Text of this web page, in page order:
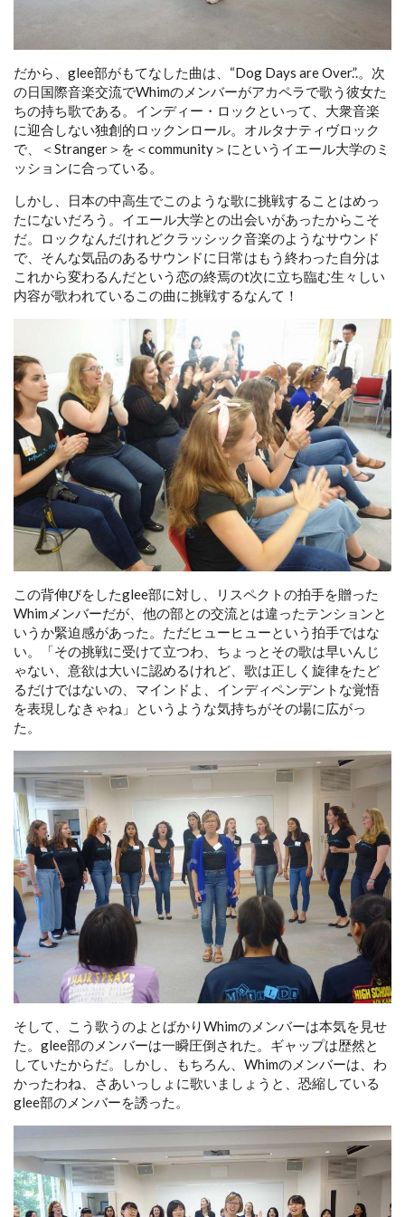
だから、glee部がもてなした曲は、“Dog Days are Over.”.。次
の日国際音楽交流でWhimのメンバーがアカペラで歌う彼女た
ちの持ち歌である。インディー・ロックといって、大衆音楽
に迎合しない独創的ロックンロール。オルタナティヴロック
で、＜Stranger＞を＜community＞にというイエール大学のミ
ッションに合っている。
しかし、日本の中高生でこのような歌に挑戦することはめっ
たにないだろう。イエール大学との出会いがあったからこそ
だ。ロックなんだけれどクラッシック音楽のようなサウンド
で、そんな気品のあるサウンドに日常はもう終わった自分は
これから変わるんだという恋の終焉のt次に立ち臨む生々しい
内容が歌われているこの曲に挑戦するなんて！
この背伸びをしたglee部に対し、リスペクトの拍手を贈った
Whimメンバーだが、他の部との交流とは違ったテンションと
いうか緊迫感があった。ただヒューヒューという拍手ではな
い。「その挑戦に受けて立つわ、ちょっとその歌は早いんじ
ゃない、意欲は大いに認めるけれど、歌は正しく旋律をたど
るだけではないの、マインドよ、インディペンデントな覚悟
を表現しなきゃね」というような気持ちがその場に広がっ
た。
そして、こう歌うのよとばかりWhimのメンバーは本気を見せ
た。glee部のメンバーは一瞬圧倒された。ギャップは歴然と
していたからだ。しかし、もちろん、Whimのメンバーは、わ
かったわね、さあいっしょに歌いましょうと、恐縮している
glee部のメンバーを誘った。